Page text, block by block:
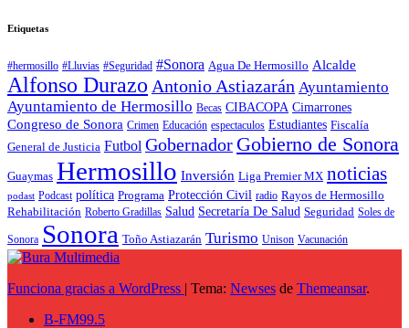
Etiquetas
#hermosillo #Lluvias #Seguridad #Sonora Agua De Hermosillo Alcalde
Alfonso Durazo Antonio Astiazarán Ayuntamiento
Ayuntamiento de Hermosillo Becas CIBACOPA Cimarrones
Congreso de Sonora Crimen Educación espectaculos Estudiantes Fiscalía
General de Justicia Futbol Gobernador Gobierno de Sonora
Guaymas Hermosillo Inversión Liga Premier MX noticias
podast Podcast política Programa Protección Civil radio Rayos de Hermosillo
Rehabilitación Roberto Gradillas Salud Secretaría De Salud Seguridad Soles de
Sonora Sonora Toño Astiazarán Turismo Unison Vacunación
Funciona gracias a WordPress | Tema: Newses de Themeansar.
B-FM99.5